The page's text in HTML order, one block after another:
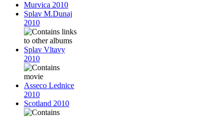
Murvica 2010
Splav M.Dunaj
2010
Splav Vltavy
2010
Asseco Lednice
2010
Scotland 2010